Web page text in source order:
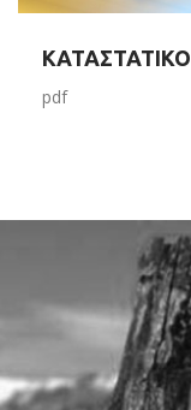
ΚΑΤΑΣΤΑΤΙΚΟ
pdf